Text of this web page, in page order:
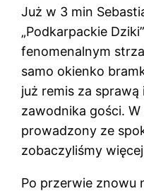
Już w 3 min
„Podkarpackie
fenomenalnym
samo okienko
już remis za
zawodnika gości. W
prowadzony ze
zobaczyliśmy
Po przerwie znowu